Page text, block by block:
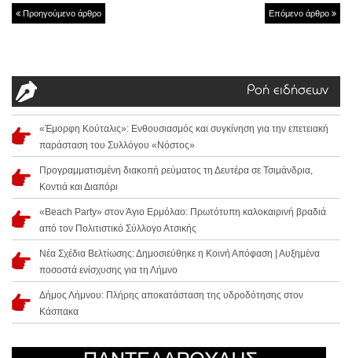
Προηγούμενο άρθρο Επόμενο άρθρο
Ροή ειδήσεων
«Έμορφη Κούταλις»: Ενθουσιασμός και συγκίνηση για την επετειακή
παράσταση του Συλλόγου «Νόστος»
Προγραμματισμένη διακοπή ρεύματος τη Δευτέρα σε Τσιμάνδρια,
Κοντιά και Διαπόρι
«Beach Party» στον Άγιο Ερμόλαο: Πρωτότυπη καλοκαιρινή βραδιά
από τον Πολιτιστικό Σύλλογο Ατσικής
Νέα Σχέδια Βελτίωσης: Δημοσιεύθηκε η Κοινή Απόφαση | Αυξημένα
ποσοστά ενίσχυσης για τη Λήμνο
Δήμος Λήμνου: Πλήρης αποκατάσταση της υδροδότησης στον
Κάσπακα